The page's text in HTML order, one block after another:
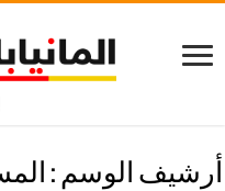
أرشيف الوسم :